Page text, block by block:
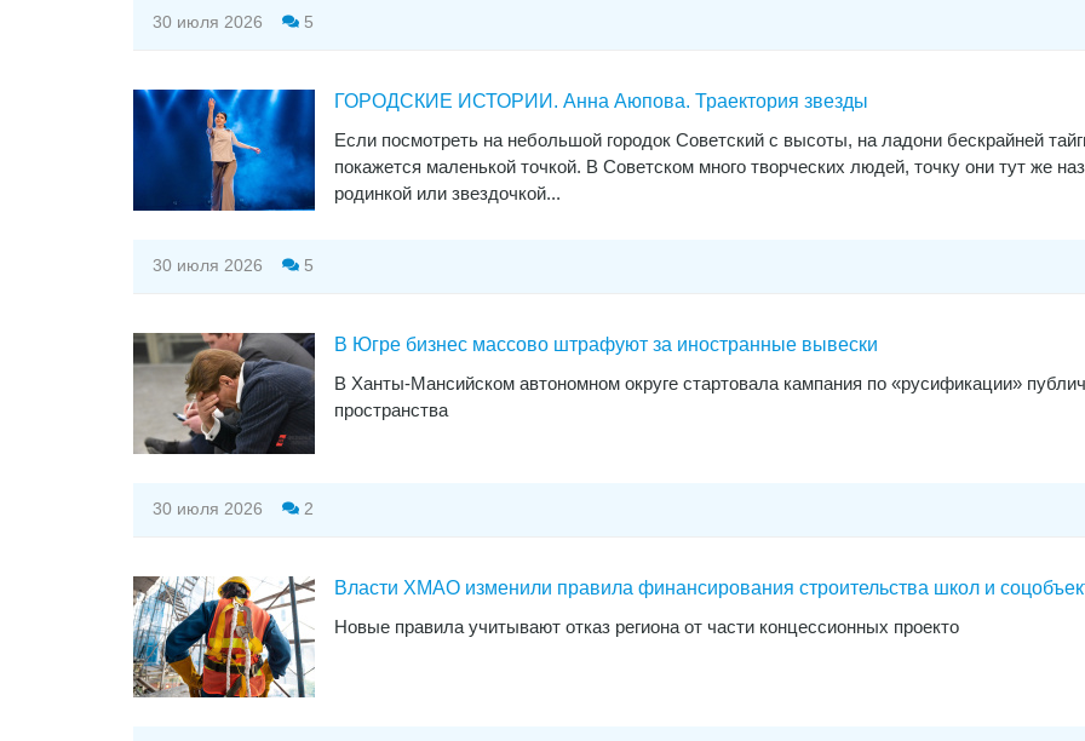
30 июля 2026 5
​ГОРОДСКИЕ ИСТОРИИ. Анна Аюпова. Траектория звезды
Если посмотреть на небольшой городок Советский с высоты, на ладони бескрайней
покажется маленькой точкой. В Советском много творческих людей, точку они тут же
родинкой или звездочкой...
30 июля 2026 5
В Югре бизнес массово штрафуют за иностранные вывески
В Ханты-Мансийском автономном округе стартовала кампания по «русификации»
пространства
30 июля 2026 2
Власти ХМАО изменили правила финансирования строительства школ и
Новые правила учитывают отказ региона от части концессионных проекто